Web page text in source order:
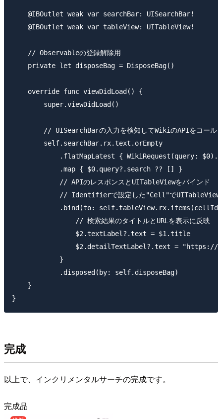
    @IBOutlet weak var searchBar: UISearchBar!
    @IBOutlet weak var tableView: UITableView!
    // Observableの登録解除用
    private let disposeBag = DisposeBag()
    override func viewDidLoad() {
        super.viewDidLoad()
        // UISearchBarの入力を検知してWikiのAPIをコール
        self.searchBar.rx.text.orEmpty
.flatMapLatest { WikiRequest(query:
            .map { $0.query?.search ?? [] }
            // APIのレスポンスとUITableViewをバインド
// Identifierで設定した"Cell"で
.bind(to:
                // 検索結果のタイトルとURLを表示に反映
                $2.textLabel?.text = $1.title
$2.detailTextLabel?.text =
            }
            .disposed(by: self.disposeBag)
    }
完成
以上で、インクリメンタルサーチの完成です。
完成品